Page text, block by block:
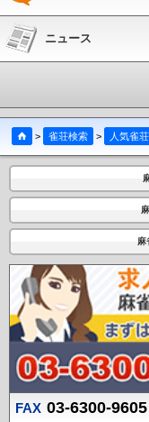
ニュース
> 雀荘検索 > 人気雀
麻
FAX 03-6300-9605